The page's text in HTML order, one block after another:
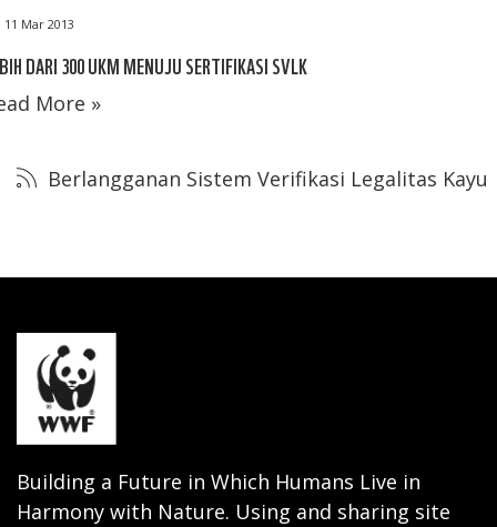
11 Mar 2013
DARI 300 UKM MENUJU SERTIFIKASI SVLK
More »
Berlangganan Sistem Verifikasi Legalitas Kayu
Building a Future in Which Humans Live in
Harmony with Nature. Using and sharing site